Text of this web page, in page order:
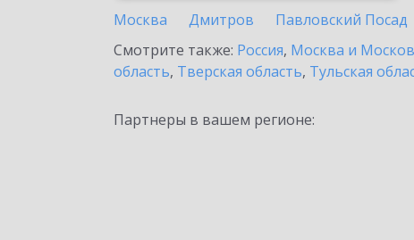
Москва
Дмитров Павловский Посад
Смотрите также: Россия, Москва и
область, Тверская область, Тульская
Партнеры в вашем регионе: